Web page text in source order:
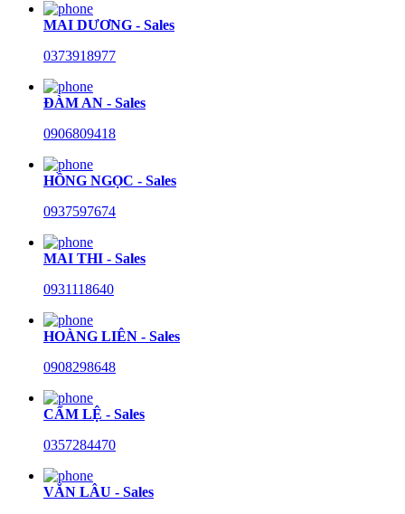
MAI DƯƠNG - Sales
0373918977
ĐÀM AN - Sales
0906809418
HỒNG NGỌC - Sales
0937597674
MAI THI - Sales
0931118640
HOÀNG LIÊN - Sales
0908298648
CẨM LỆ - Sales
0357284470
VĂN LÂU - Sales